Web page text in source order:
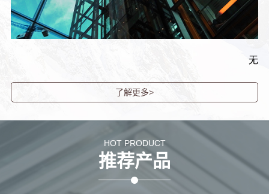
无
了解更多>
HOT PRODUCT
推荐产品